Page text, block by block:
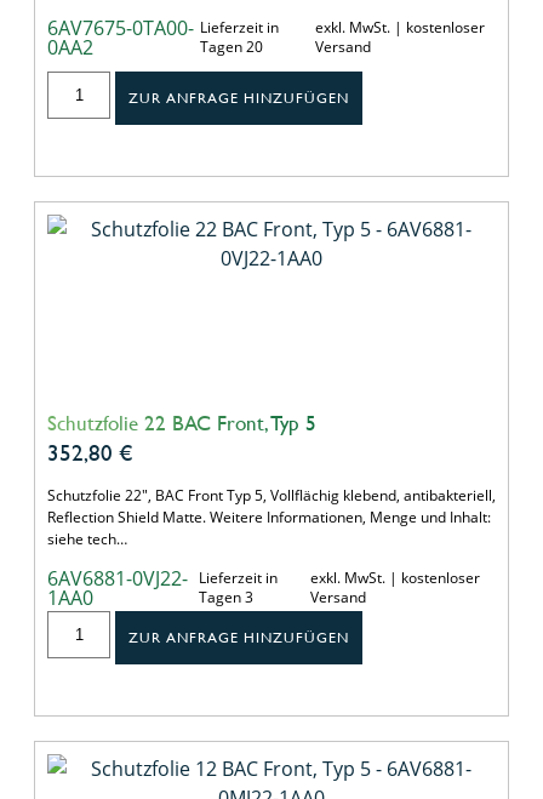
6AV7675-0TA00-
0AA2
Lieferzeit in
Tagen 20
exkl. MwSt. | kostenloser
Versand
ZUR ANFRAGE HINZUFÜGEN
Schutzfolie 22 BAC Front, Typ 5
352,80 €
Schutzfolie 22", BAC Front Typ 5, Vollflächig klebend, antibakteriell,
Reflection Shield Matte. Weitere Informationen, Menge und Inhalt:
siehe tech…
6AV6881-0VJ22-
1AA0
Lieferzeit in
Tagen 3
exkl. MwSt. | kostenloser
Versand
ZUR ANFRAGE HINZUFÜGEN